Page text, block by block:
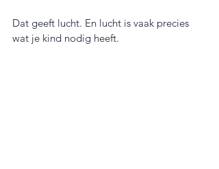
Dat geeft lucht. En lucht is vaak precies
wat je kind nodig heeft.